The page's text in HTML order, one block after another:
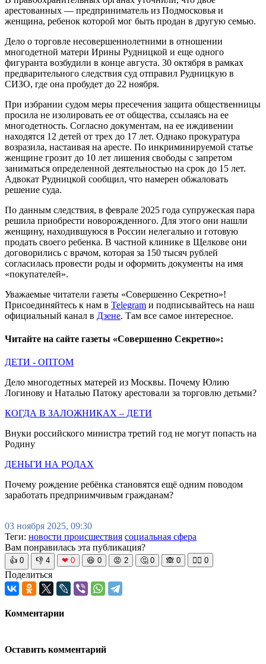
арестованных — предприниматель из Подмосковья и
женщина, ребенок которой мог быть продан в другую семью.
Дело о торговле несовершеннолетними в отношении
многодетной матери Ирины Рудницкой и еще одного
фигуранта возбудили в конце августа. 30 октября в рамках
предварительного следствия суд отправил Рудницкую в
СИЗО, где она пробудет до 22 ноября.
При избрании судом меры пресечения защита общественницы
просила не изолировать ее от общества, ссылаясь на ее
многодетность. Согласно документам, на ее иждивении
находятся 12 детей от трех до 17 лет. Однако прокуратура
возразила, настаивая на аресте. По инкриминируемой статье
женщине грозит до 10 лет лишения свободы с запретом
заниматься определенной деятельностью на срок до 15 лет.
Адвокат Рудницкой сообщил, что намерен обжаловать
решение суда.
По данным следствия, в феврале 2025 года супружеская пара
решила приобрести новорожденного. Для этого они нашли
женщину, находившуюся в России нелегально и готовую
продать своего ребенка. В частной клинике в Щелкове они
договорились с врачом, которая за 150 тысяч рублей
согласилась провести роды и оформить документы на имя
«покупателей».
Уважаемые читатели газеты «Совершенно Секретно»!
Присоединяйтесь к нам в Telegram и подписывайтесь на наш
официальный канал в Дзене. Там все самое интересное.
Читайте на сайте газеты «Совершенно Секретно»:
ДЕТИ - ОПТОМ
Дело многодетных матерей из Москвы. Почему Юлию
Логинову и Наталью Патоку арестовали за торговлю детьми?
КОГДА В ЗАЛОЖНИКАХ – ДЕТИ
Внуки российского министра третий год не могут попасть на
Родину
ДЕНЬГИ НА РОДАХ
Почему рождение ребёнка становятся ещё одним поводом
заработать предприимчивым гражданам?
03 ноября 2025, 09:30
Теги: новости происшествия социальная сфера
Вам понравилась эта публикация?
👍 0 👎 4 ❤ 0 😆 0 😡 2 🤔 0 🙈 0 🧘‍♀️ 0
Поделиться
Комментарии
Оставить комментарий